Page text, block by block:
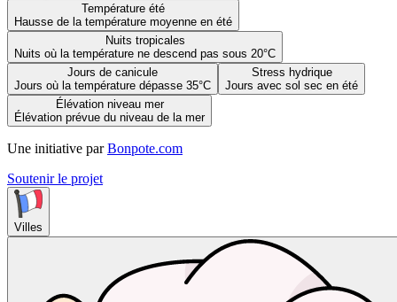
Température été
Hausse de la température moyenne en été
Nuits tropicales
Nuits où la température ne descend pas sous 20°C
Jours de canicule
Jours où la température dépasse 35°C
Stress hydrique
Jours avec sol sec en été
Élévation niveau mer
Élévation prévue du niveau de la mer
Une initiative par Bonpote.com
Soutenir le projet
Villes